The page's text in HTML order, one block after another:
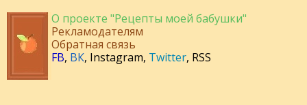
О проекте "Рецепты моей бабушки"
Рекламодателям
Обратная связь
FB, ВК, Instagram, Twitter, RSS